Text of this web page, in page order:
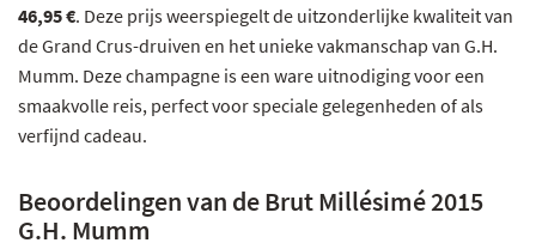
46,95 €. Deze prijs weerspiegelt de uitzonderlijke kwaliteit van
de Grand Crus-druiven en het unieke vakmanschap van G.H.
Mumm. Deze champagne is een ware uitnodiging voor een
smaakvolle reis, perfect voor speciale gelegenheden of als
verfijnd cadeau.
Beoordelingen van de Brut Millésimé 2015
G.H. Mumm